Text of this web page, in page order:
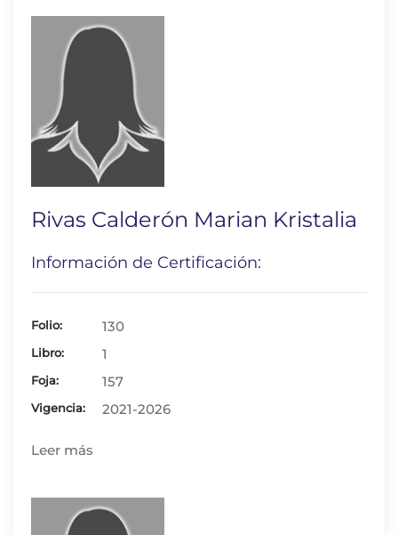
Rivas Calderón Marian Kristalia
Información de Certificación:
Folio: 130
Libro: 1
Foja: 157
Vigencia: 2021-2026
Leer más